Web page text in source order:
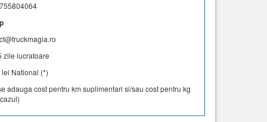
zile lucratoare
National (*)
adauga cost pentru km suplimentari si/sau cost pentru kg